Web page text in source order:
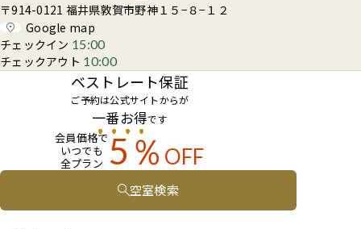
〒914-0121 福井県敦賀市野神１５−８−１２
Google map
チェックイン 15:00
チェックアウト 10:00
ベストレート保証
ご予約は公式サイトからが
一番お得です
会員価格で
いつでも
全プラン 5％ OFF
空室検索